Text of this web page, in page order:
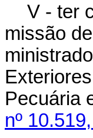
V - ter
missão
Pecuária
nº